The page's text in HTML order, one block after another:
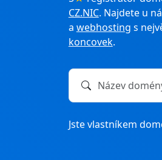
CZ.NIC. Najdete u
a webhosting s
koncovek.
Název domény k
Jste vlastníkem